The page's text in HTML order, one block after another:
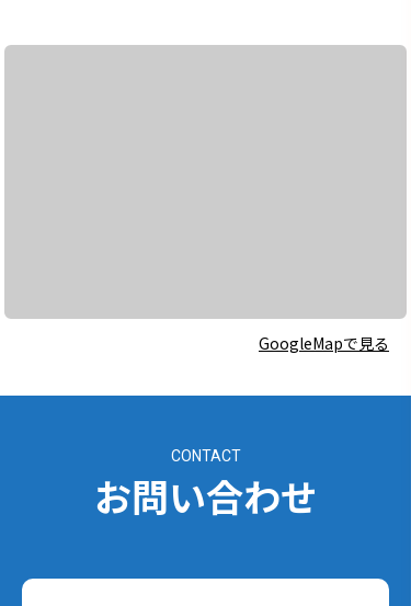
GoogleMapで見る
CONTACT
お問い合わせ